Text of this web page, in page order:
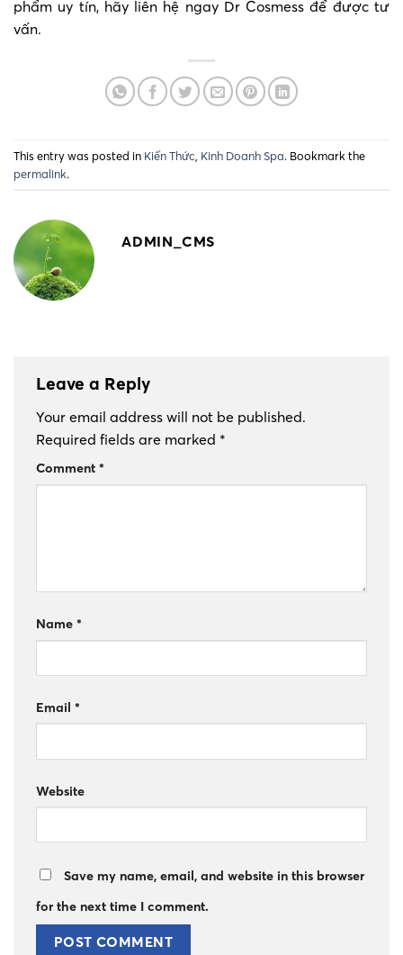
phẩm uy tín, hãy liên hệ ngay Dr Cosmess để được tư
vấn.
This entry was posted in Kiến Thức Kinh Doanh Spa. Bookmark the
permalink.
ADMIN_CMS
Leave a Reply
Your email address will not be published.
Required fields are marked *
Comment *
Name *
Email *
Website
Save my name, email, and website in this browser
for the next time I comment.